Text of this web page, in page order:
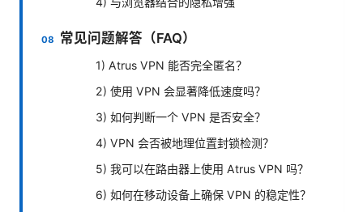
常见问题解答（FAQ）
1) Atrus VPN 能否完全匿名？
2) 使用 VPN 会显著降低速度吗？
3) 如何判断一个 VPN 是否安全？
4) VPN 会否被地理位置封锁检测？
5) 我可以在路由器上使用 Atrus VPN 吗？
6) 如何在移动设备上确保 VPN 的稳定性？